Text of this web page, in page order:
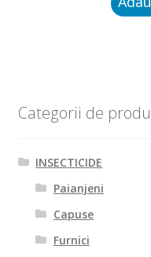
Categorii de
INSECTICIDE
Paianjeni
Capuse
Furnici